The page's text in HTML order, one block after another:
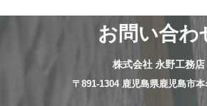
お問い合わ
株式会社 永野工務店
〒891-1304 鹿児島県鹿児島市本